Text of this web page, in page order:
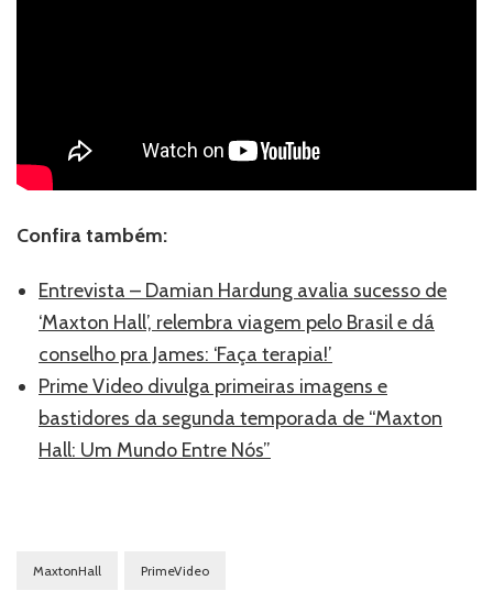
Confira também:
Entrevista – Damian Hardung avalia sucesso de
‘Maxton Hall’, relembra viagem pelo Brasil e dá
conselho pra James: ‘Faça terapia!’
Prime Video divulga primeiras imagens e
bastidores da segunda temporada de “Maxton
Hall: Um Mundo Entre Nós”
MaxtonHall PrimeVideo